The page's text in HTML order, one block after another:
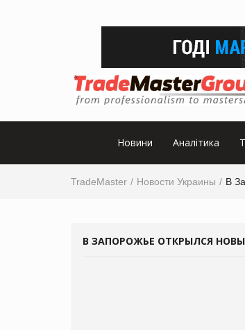
Новини Аналітика
TradeMaster Новости Украины В
В ЗАПОРОЖЬЕ ОТКРЫЛСЯ